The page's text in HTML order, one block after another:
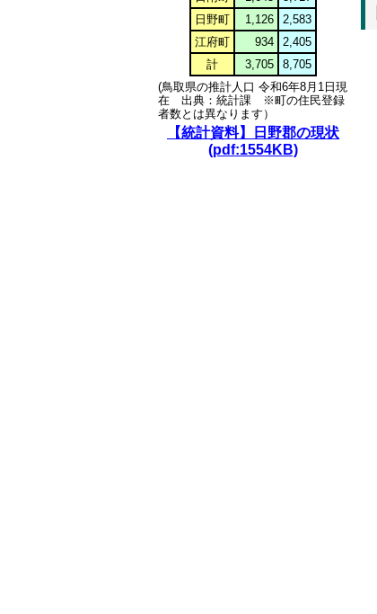
日野町
1,126
2,583
江府町
934
2,405
計
3,705
8,705
(鳥取県の推計人口 令和6年8月1日現
在 出典：統計課 ※町の住民登録
者数とは異なります）
【統計資料】日野郡の現状
(pdf:1554KB)